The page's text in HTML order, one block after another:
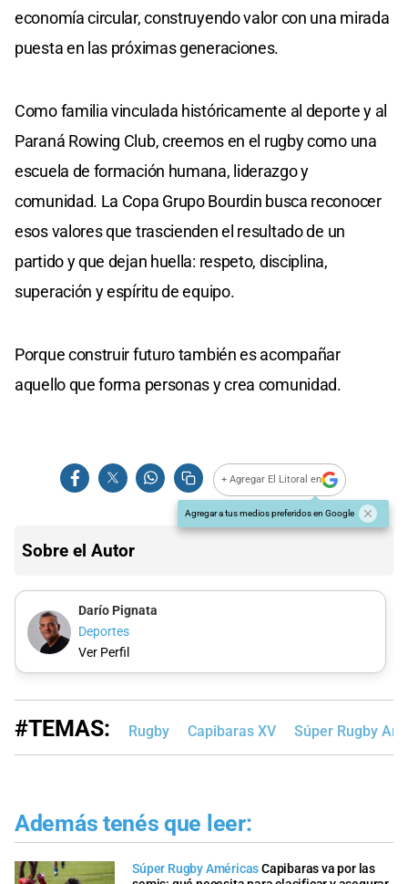
economía circular, construyendo valor con una mirada
puesta en las próximas generaciones.
Como familia vinculada históricamente al deporte y al
Paraná Rowing Club, creemos en el rugby como una
escuela de formación humana, liderazgo y
comunidad. La Copa Grupo Bourdin busca reconocer
esos valores que trascienden el resultado de un
partido y que dejan huella: respeto, disciplina,
superación y espíritu de equipo.
Porque construir futuro también es acompañar
aquello que forma personas y crea comunidad.
+ Agregar El Litoral en
Agregar a tus medios preferidos en Google
Sobre el Autor
Darío Pignata
Deportes
Ver Perfil
#TEMAS: Rugby Capibaras XV Súper Rugby
Además tenés que leer:
Súper Rugby AméricasCapibaras va por las